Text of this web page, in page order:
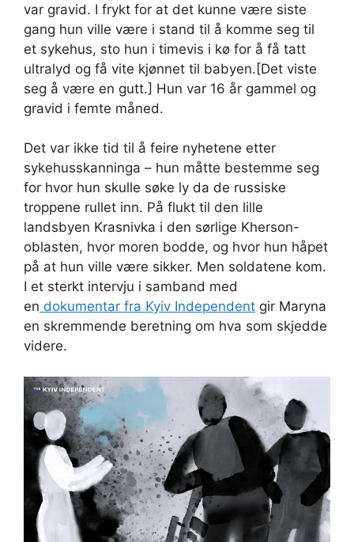
var gravid. I frykt for at det kunne være siste
gang hun ville være i stand til å komme seg til
et sykehus, sto hun i timevis i kø for å få tatt
ultralyd og få vite kjønnet til babyen.[Det viste
seg å være en gutt.] Hun var 16 år gammel og
gravid i femte måned.
Det var ikke tid til å feire nyhetene etter
sykehusskanninga – hun måtte bestemme seg
for hvor hun skulle søke ly da de russiske
troppene rullet inn. På flukt til den lille
landsbyen Krasnivka i den sørlige Kherson-
oblasten, hvor moren bodde, og hvor hun håpet
på at hun ville være sikker. Men soldatene kom.
I et sterkt intervju i samband med
en dokumentar fra Kyiv Independent gir Maryna
en skremmende beretning om hva som skjedde
videre.